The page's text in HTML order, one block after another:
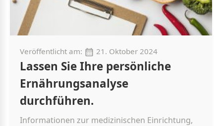
Veröffentlicht am: 21. Oktober 2024
Lassen Sie Ihre persönliche
Ernährungsanalyse
durchführen.
Informationen zur medizinischen Einrichtung,